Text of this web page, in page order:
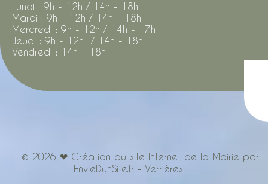
Lundi : 9h - 12h / 14h - 18h
Mardi : 9h - 12h / 14h - 18h
Mercredi : 9h - 12h / 14h - 17h
Jeudi : 9h - 12h / 14h - 18h
Vendredi : 14h - 18h
© 2026 ❤ Création du site Internet de la Mairie par
EnvieDunSite.fr - Verrières